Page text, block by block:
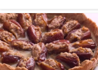
נלהבות ותגרום לכולם ללקק
את האצבעות – הבטחה
שלנו! רוצים עוד מתכונים
וטיפים? הרשמו בחינם לאתגר
22.